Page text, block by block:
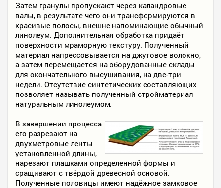
Затем гранулы пропускают через каландровые
валы, в результате чего они трансформируются в
красивые полосы, внешне напоминающие обычный
линолеум. Дополнительная обработка придаёт
поверхности мраморную текстуру. Полученный
материал напрессовывается на джутовое волокно,
а затем перемещается на оборудованные склады
для окончательного высушивания, на две-три
недели. Отсутствие синтетических составляющих
позволяет называть полученный стройматериал
натуральным линолеумом.
В завершении процесса
его разрезают на
двухметровые ленты
установленной длины,
нарезают плашками определенной формы и
сращивают с твёрдой древесной основой.
Полученные половицы имеют надёжное замковое